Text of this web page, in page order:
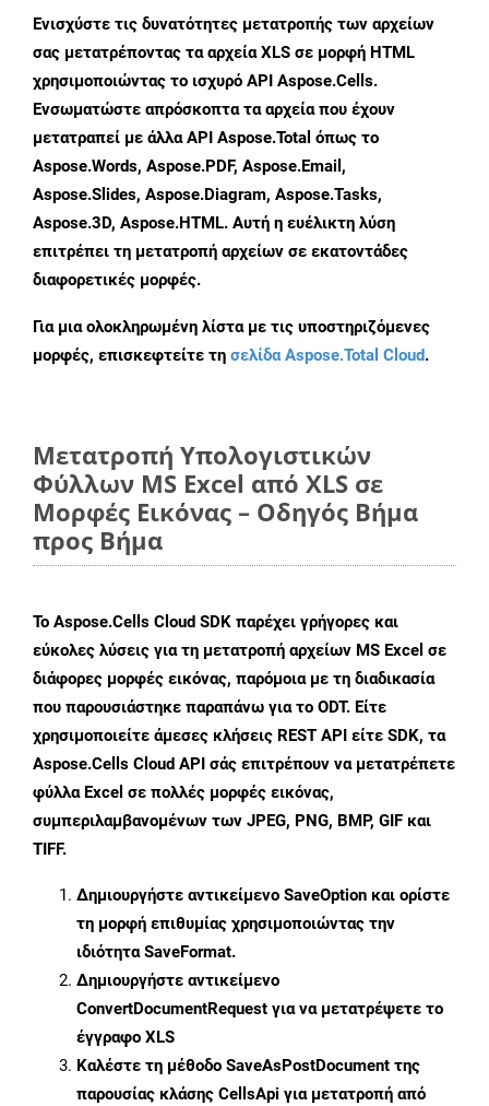
Ενισχύστε τις δυνατότητες μετατροπής των αρχείων
σας μετατρέποντας τα αρχεία XLS σε μορφή HTML
χρησιμοποιώντας το ισχυρό API Aspose.Cells.
Ενσωματώστε απρόσκοπτα τα αρχεία που έχουν
μετατραπεί με άλλα API Aspose.Total όπως το
Aspose.Words, Aspose.PDF, Aspose.Email,
Aspose.Slides, Aspose.Diagram, Aspose.Tasks,
Aspose.3D, Aspose.HTML. Αυτή η ευέλικτη λύση
επιτρέπει τη μετατροπή αρχείων σε εκατοντάδες
διαφορετικές μορφές.
Για μια ολοκληρωμένη λίστα με τις υποστηριζόμενες
μορφές, επισκεφτείτε τη σελίδα Aspose.Total Cloud.
Μετατροπή Υπολογιστικών
Φύλλων MS Excel από XLS σε
Μορφές Εικόνας – Οδηγός Βήμα
προς Βήμα
Το Aspose.Cells Cloud SDK παρέχει γρήγορες και
εύκολες λύσεις για τη μετατροπή αρχείων MS Excel σε
διάφορες μορφές εικόνας, παρόμοια με τη διαδικασία
που παρουσιάστηκε παραπάνω για το ODT. Είτε
χρησιμοποιείτε άμεσες κλήσεις REST API είτε SDK, τα
Aspose.Cells Cloud API σάς επιτρέπουν να μετατρέπετε
φύλλα Excel σε πολλές μορφές εικόνας,
συμπεριλαμβανομένων των JPEG, PNG, BMP, GIF και
TIFF.
Δημιουργήστε αντικείμενο SaveOption και ορίστε
τη μορφή επιθυμίας χρησιμοποιώντας την
ιδιότηταSaveFormat.
Δημιουργήστε αντικείμενο
ConvertDocumentRequest για να μετατρέψετε το
έγγραφο XLS
Καλέστε τη μέθοδο SaveAsPostDocument της
παρουσίας κλάσης CellsApi για μετατροπή από